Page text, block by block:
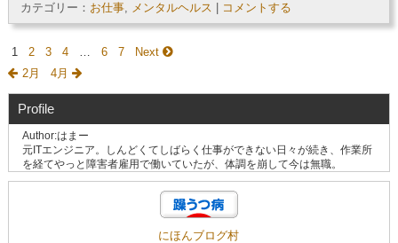
カテゴリー： お仕事, メンタルヘルス コメントする
1 2 3 4 … 6 7
Next
2月
4月
Profile
Author:はまー
元ITエンジニア。しんどくてしばらく仕事ができない日々が続き、作業所
を経てやっと障害者雇用で働いていたが、体調を崩して今は無職。
にほんブログ村